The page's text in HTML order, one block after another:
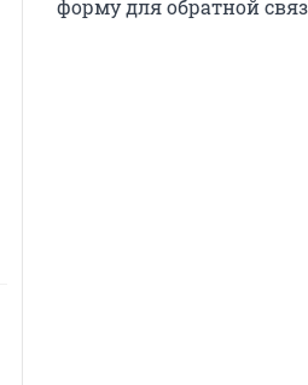
форму для обратной